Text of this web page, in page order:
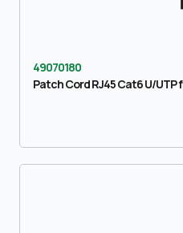
49070180
Patch Cord RJ45 Cat6 U/